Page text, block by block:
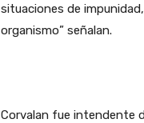
situaciones de
organismo” señalan.
Corvalan fue intendente